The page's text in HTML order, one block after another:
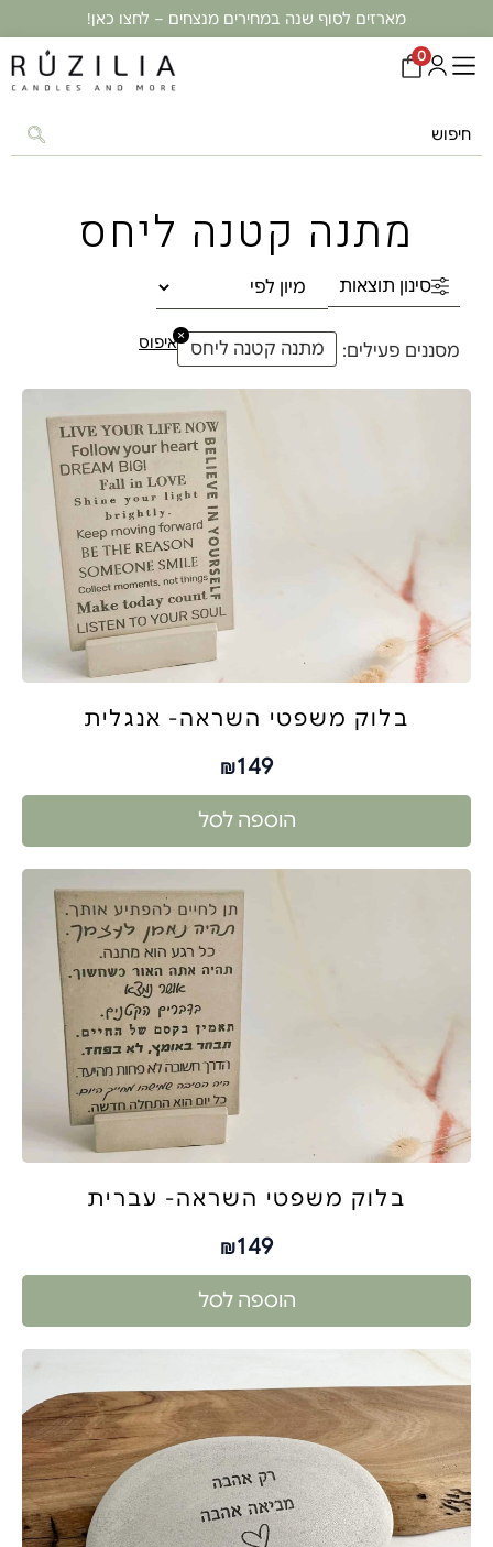
מארזים לסוף שנה במחירים מנצחים – לחצו כאן!
0
מתנה קטנה ליחס
סינון תוצאות
מסננים פעילים: מתנה קטנה ליחס
×איפוס
בלוק משפטי השראה- אנגלית
₪149
הוספה לסל
בלוק משפטי השראה- עברית
₪149
הוספה לסל